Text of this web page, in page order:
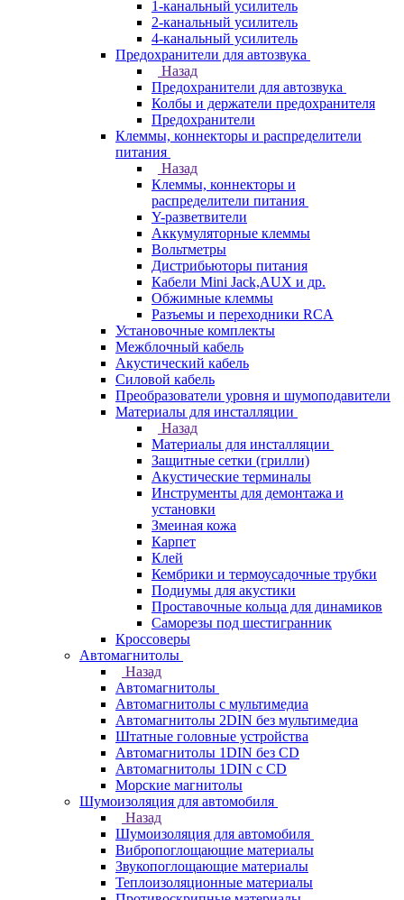
1-канальный усилитель
2-канальный усилитель
4-канальный усилитель
Предохранители для автозвука
Назад
Предохранители для автозвука
Колбы и держатели предохранителя
Предохранители
Клеммы, коннекторы и распределители
питания
Назад
Клеммы, коннекторы и
распределители питания
Y-разветвители
Аккумуляторные клеммы
Вольтметры
Дистрибьюторы питания
Кабели Mini Jack,AUX и др.
Обжимные клеммы
Разъемы и переходники RCA
Установочные комплекты
Межблочный кабель
Акустический кабель
Силовой кабель
Преобразователи уровня и шумоподавители
Материалы для инсталляции
Назад
Материалы для инсталляции
Защитные сетки (грилли)
Акустические терминалы
Инструменты для демонтажа и
установки
Змеиная кожа
Карпет
Клей
Кембрики и термоусадочные трубки
Подиумы для акустики
Проставочные кольца для динамиков
Саморезы под шестигранник
Кроссоверы
Автомагнитолы
Назад
Автомагнитолы
Автомагнитолы с мультимедиа
Автомагнитолы 2DIN без мультимедиа
Штатные головные устройства
Автомагнитолы 1DIN без CD
Автомагнитолы 1DIN с CD
Морские магнитолы
Шумоизоляция для автомобиля
Назад
Шумоизоляция для автомобиля
Вибропоглощающие материалы
Звукопоглощающие материалы
Теплоизоляционные материалы